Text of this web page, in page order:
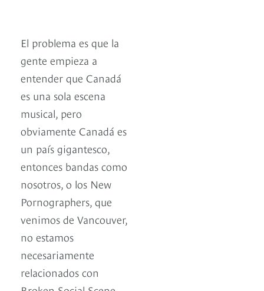
El problema es que la
gente empieza a
entender que Canadá
es una sola escena
musical, pero
obviamente Canadá es
un país gigantesco,
entonces bandas como
nosotros, o los New
Pornographers, que
venimos de Vancouver,
no estamos
necesariamente
relacionados con